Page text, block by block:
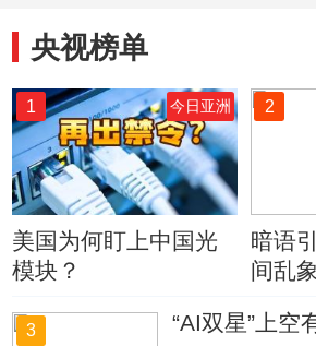
央视榜单
1 今日亚洲
美国为何盯上中国光
模块？
2
暗语
间乱象
3 “AI双星”上空